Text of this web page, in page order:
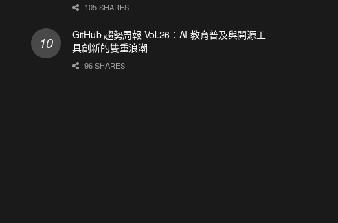
105 SHARES
GitHub 趨勢周報 Vol.26：AI 教育普及與開源工
具創新的雙重浪潮
96 SHARES